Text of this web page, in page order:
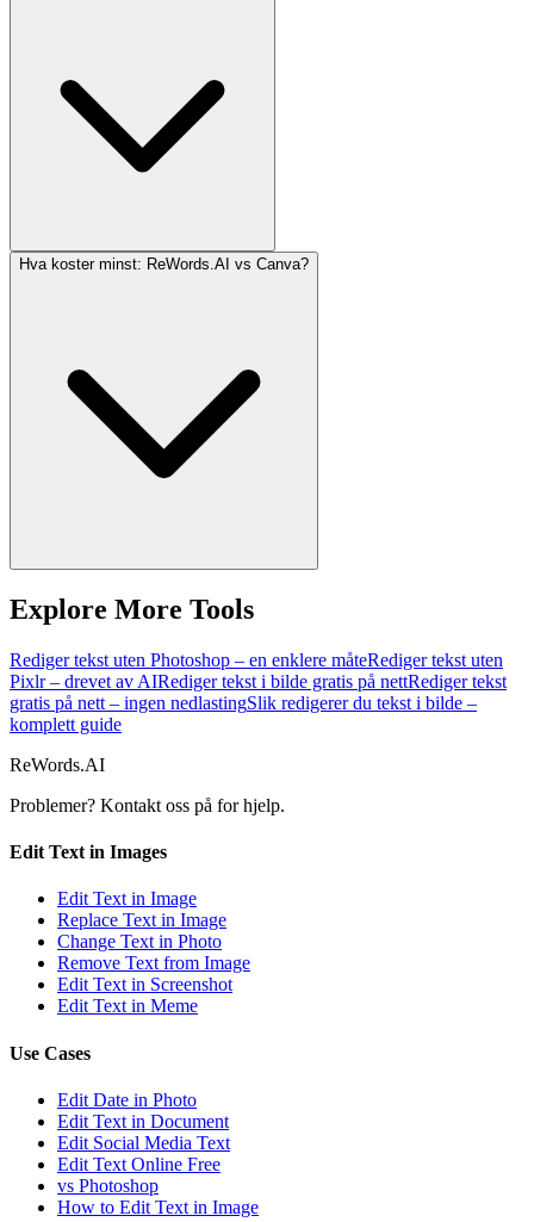
Hva koster minst: ReWords.AI vs Canva?
Explore More Tools
Rediger tekst uten Photoshop – en enklere måteRediger tekst uten
Pixlr – drevet av AIRediger tekst i bilde gratis på nettRediger tekst
gratis på nett – ingen nedlastingSlik redigerer du tekst i bilde –
komplett guide
ReWords.AI
Problemer? Kontakt oss på for hjelp.
Edit Text in Images
Edit Text in Image
Replace Text in Image
Change Text in Photo
Remove Text from Image
Edit Text in Screenshot
Edit Text in Meme
Use Cases
Edit Date in Photo
Edit Text in Document
Edit Social Media Text
Edit Text Online Free
vs Photoshop
How to Edit Text in Image